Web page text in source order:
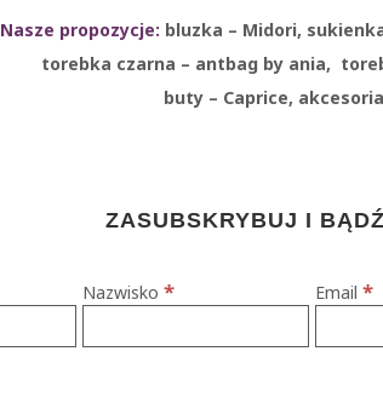
Nasze propozycje: bluzka – Midori,
torebka czarna – antbag by ania,
buty – Caprice,
ZASUBSKRYBUJ I
Nazwisko* Email*